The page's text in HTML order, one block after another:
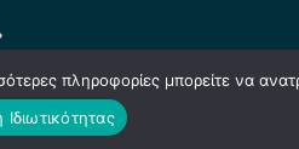
|Πολιτική Ιδιωτικότητας
πληροφορίες μπορείτε να
Ιδιωτικότητας